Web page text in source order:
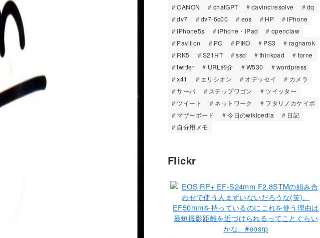
CANON
chatGPT davinciresolve
dq
dv7
dv7-6c00 eos HP
iPhone
iPhone5s
iPhone・iPad
openclaw
Pavilion
PC PIKO PS3
ragnarok
RK5
S21HT ssd thinkpad
torne
twitter
URL紹介 W530
wordpress
x41
エリシオン オデッセイ
カメラ
サーバ
ステップワゴン
ツイッター
ツイート
ネットワーク
フタリノカケイボ
マザーボード
今日のwikipedia
日記
自分用メモ
Flickr